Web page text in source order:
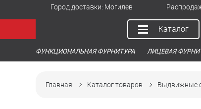
Город доставки: Могилев
Каталог
ФУНКЦИОНАЛЬНАЯ ФУРНИТУРА ЛИЦЕВАЯ
Главная Каталог товаров Выдвижные